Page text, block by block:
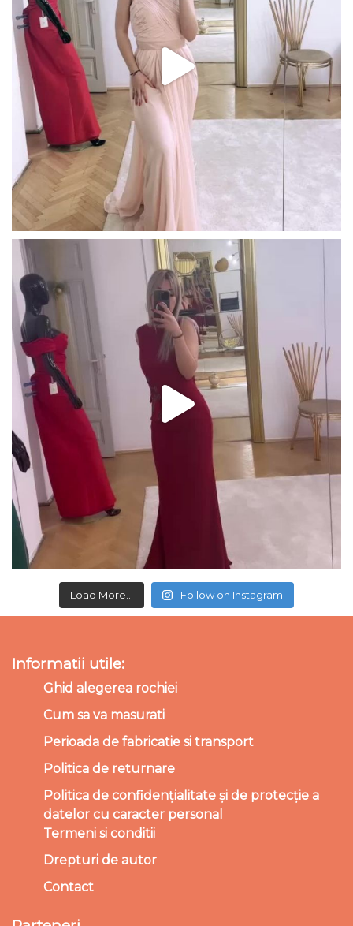
Load More... Follow on Instagram
Informatii utile:
Ghid alegerea rochiei
Cum sa va masurati
Perioada de fabricatie si transport
Politica de returnare
Politica de confidențialitate și de protecție a
datelor cu caracter personal
Termeni si conditii
Drepturi de autor
Contact